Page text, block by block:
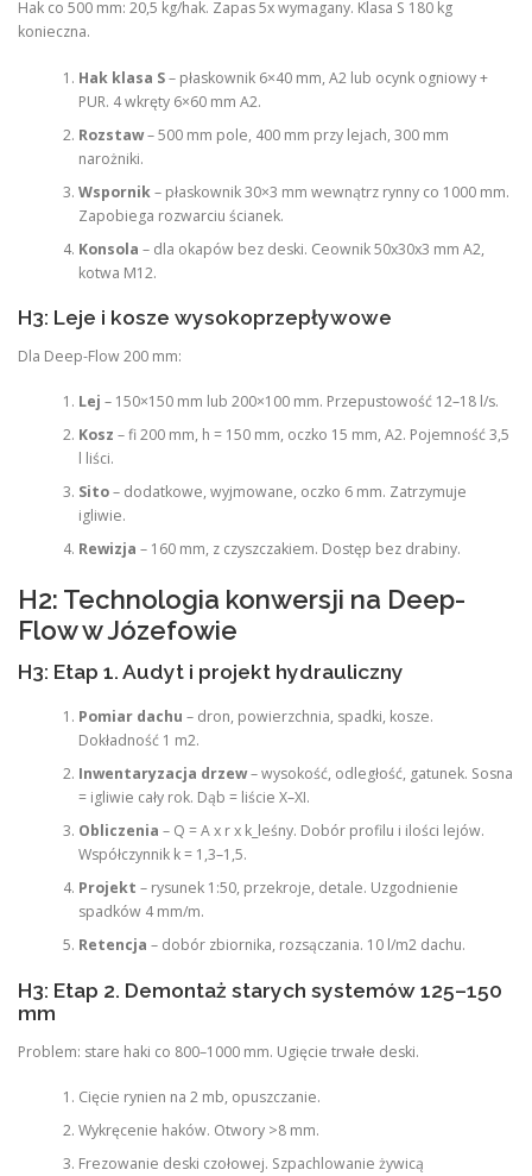
Hak co 500 mm: 20,5 kg/hak. Zapas 5x wymagany. Klasa S 180 kg
konieczna.
Hak klasa S– płaskownik 6×40 mm, A2 lub ocynk ogniowy +
PUR. 4 wkręty 6×60 mm A2.
Rozstaw– 500 mm pole, 400 mm przy lejach, 300 mm
narożniki.
Wspornik– płaskownik 30×3 mm wewnątrz rynny co 1000 mm.
Zapobiega rozwarciu ścianek.
Konsola – dla okapów bez deski. Ceownik 50x30x3 mm A2,
kotwa M12.
H3: Leje i kosze wysokoprzepływowe
Dla Deep-Flow 200 mm:
Lej – 150×150 mm lub 200×100 mm. Przepustowość 12–18 l/s.
Kosz – fi 200 mm, h = 150 mm, oczko 15 mm, A2. Pojemność 3,5
l liści.
Sito– dodatkowe, wyjmowane, oczko 6 mm. Zatrzymuje
igliwie.
Rewizja – 160 mm, z czyszczakiem. Dostęp bez drabiny.
H2: Technologia konwersji na Deep-
Flow w Józefowie
H3: Etap 1. Audyt i projekt hydrauliczny
Pomiar dachu – dron, powierzchnia, spadki, kosze.
Dokładność 1 m2.
Inwentaryzacja drzew– wysokość, odległość, gatunek. Sosna
= igliwie cały rok. Dąb = liście X–XI.
Obliczenia – Q = A x r x k_leśny. Dobór profilu i ilości lejów.
Współczynnik k = 1,3–1,5.
Projekt – rysunek 1:50, przekroje, detale. Uzgodnienie
spadków 4 mm/m.
Retencja – dobór zbiornika, rozsączania. 10 l/m2 dachu.
H3: Etap 2. Demontaż starych systemów 125–150
mm
Problem: stare haki co 800–1000 mm. Ugięcie trwałe deski.
Cięcie rynien na 2 mb, opuszczanie.
Wykręcenie haków. Otwory >8 mm.
Frezowanie deski czołowej. Szpachlowanie żywicą